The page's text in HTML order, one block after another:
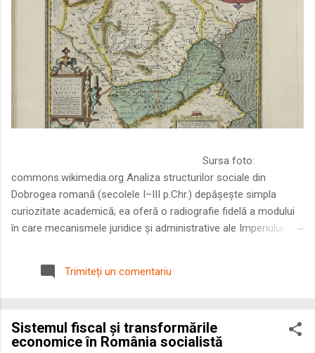
Sursa foto:
commons.wikimedia.org Analiza structurilor sociale din
Dobrogea romană (secolele I–III p.Chr.) depășește simpla
curiozitate academică; ea oferă o radiografie fidelă a modului
în care mecanismele juridice și administrative ale Imperiului
Într-o epocă în care prosperitatea excepțională a lumii romane
era susținută de o mobilitate socială dinamică și de o libertate
roman – în special a cetățenilor romani ( cives Romani ) în
țesutul urban și rural dobrogean – ne permite să măsurăm cu
Trimiteți un comentariu
Sistemul fiscal și transformările
economice în România socialistă